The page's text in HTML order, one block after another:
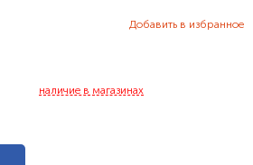
Добавить в избранное
наличие в магазинах